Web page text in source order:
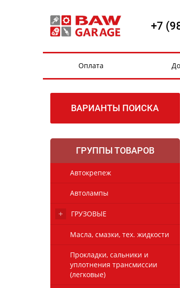
+7
Оплата
ВАРИАНТЫ ПОИСКА
ГРУППЫ ТОВАРОВ
Автокрепеж
Автолампы
ГРУЗОВЫЕ
Масла, смазки, тех. жидкости
Прокладки, сальники и
уплотнения трансмиссии
(легковые)